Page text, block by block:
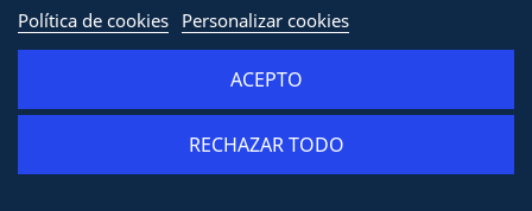
Política de cookies Personalizar cookies
RECHAZAR TODO
ACEPTO